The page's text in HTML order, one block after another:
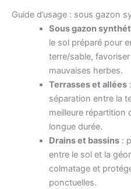
Guide d’usage : sous gazon
Sous gazon
le sol préparé pour
terre/sable,
mauvaises herbes.
Terrasses et allées:
séparation entre la
meilleure répartition
longue durée.
Drains et bassins:
entre le sol et la
colmatage et
ponctuelles.